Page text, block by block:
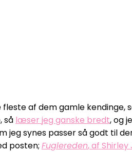
af dem gamle
så læser jeg ganske bredt, og
synes passer så godt til
posten; Fuglereden, af Shirley